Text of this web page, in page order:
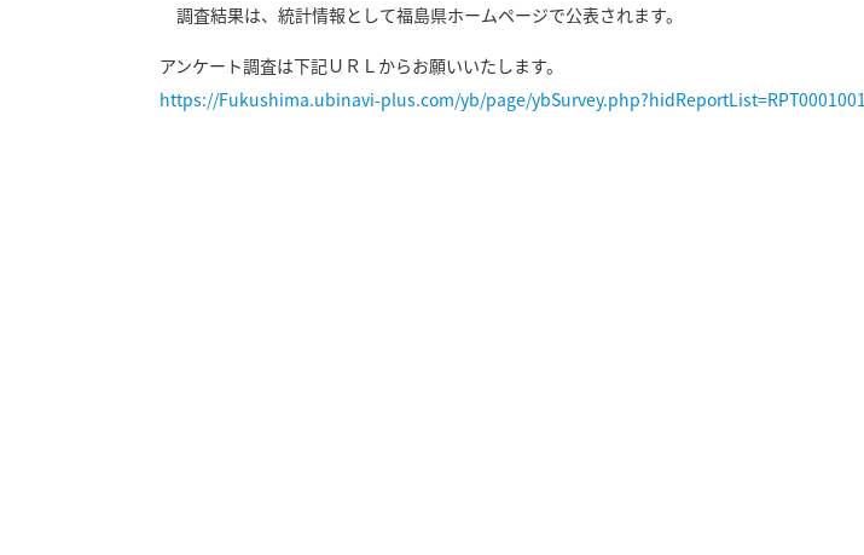
調査結果は、統計情報として福島県ホームページで公表されます。
アンケート調査は下記ＵＲＬからお願いいたします。
https://Fukushima.ubinavi-plus.com/yb/page/ybSurvey.php?hidReportList=RPT0001001